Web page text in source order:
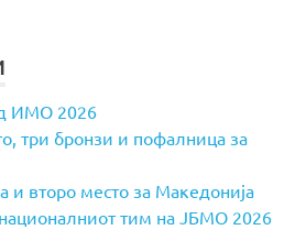
ИМО 2026
три бронзи и пофалница за
и второ место за Македонија
тим на ЈБМО 2026